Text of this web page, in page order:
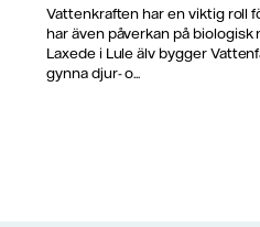
Vattenkraften har en viktig roll
har även påverkan på biologisk
Laxede i Lule älv bygger
gynna djur- o...